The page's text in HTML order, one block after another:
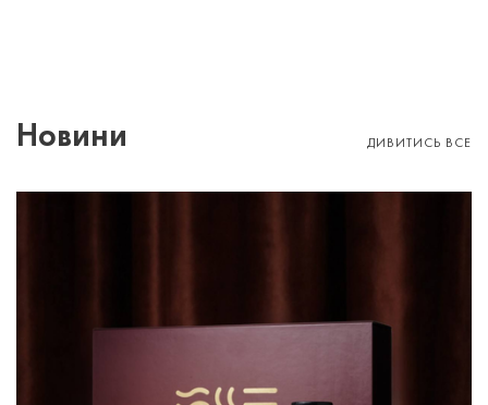
Новини ДИВИТИСЬ ВСЕ